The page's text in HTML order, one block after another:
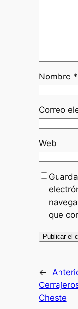
Nombre *
Correo
Web
que
←
Cheste